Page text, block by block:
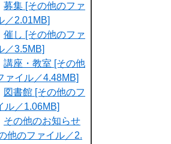
募集 [その他のファ
／2.01MB]
催し [その他のファ
／3.5MB]
講座・教室 [その他
ァイル／4.48MB]
図書館 [その他のフ
ル／1.06MB]
その他のお知らせ
他のファイル／2.